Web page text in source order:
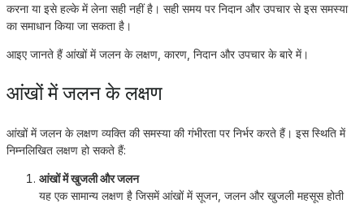
करना या इसे हल्के में लेना सही नहीं है। सही समय पर निदान और उपचार से इस समस्या
का समाधान किया जा सकता है।
आइए जानते हैं आंखों में जलन के लक्षण, कारण, निदान और उपचार के बारे में।
आंखों में जलन के लक्षण
आंखों में जलन के लक्षण व्यक्ति की समस्या की गंभीरता पर निर्भर करते हैं। इस स्थिति में
निम्नलिखित लक्षण हो सकते हैं:
आंखों में खुजली और जलन
यह एक सामान्य लक्षण है जिसमें आंखों में सूजन, जलन और खुजली महसूस होती